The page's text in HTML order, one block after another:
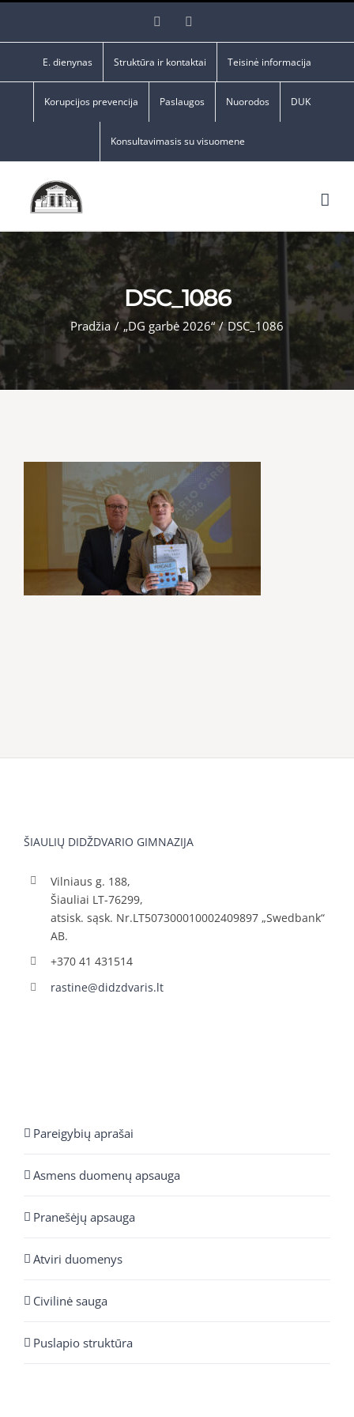
Facebook
E. dienynas Struktūra ir kontaktai Teisinė informacija
Korupcijos prevencija Paslaugos Nuorodos DUK
Konsultavimasis su visuomene
DSC_1086
Pradžia / „DG garbė 2026“ / DSC_1086
ŠIAULIŲ DIDŽDVARIO GIMNAZIJA
Vilniaus g. 188,
Šiauliai LT-76299,
atsisk. sąsk. Nr.LT507300010002409897 „Swedbank“
AB.
+370 41 431514
rastine@didzdvaris.lt
Pareigybių aprašai
Asmens duomenų apsauga
Pranešėjų apsauga
Atviri duomenys
Civilinė sauga
Puslapio struktūra